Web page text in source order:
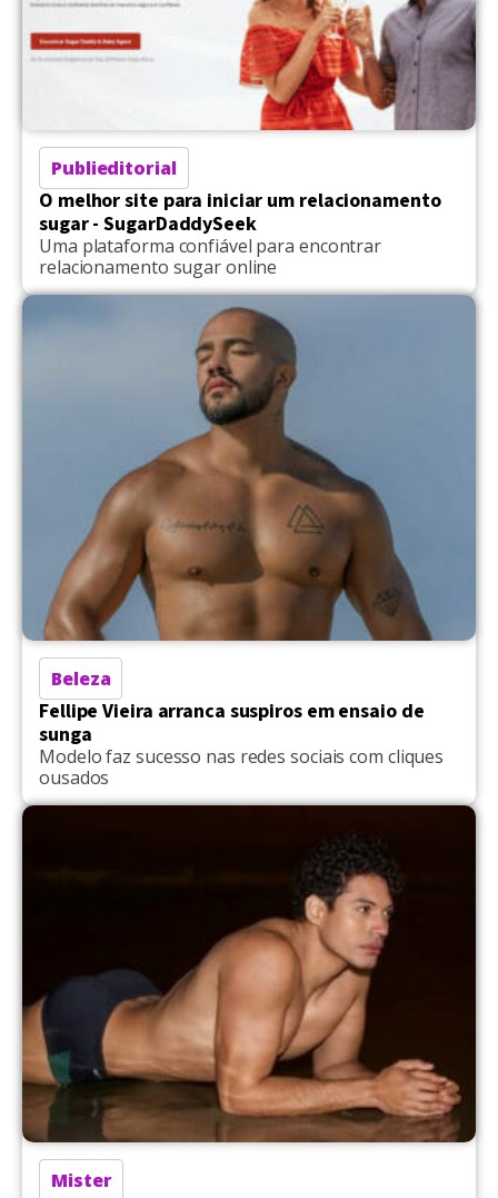
Publieditorial
O melhor site para iniciar um relacionamento
sugar - SugarDaddySeek
Uma plataforma confiável para encontrar
relacionamento sugar online
Beleza
Fellipe Vieira arranca suspiros em ensaio de
sunga
Modelo faz sucesso nas redes sociais com cliques
ousados
Mister